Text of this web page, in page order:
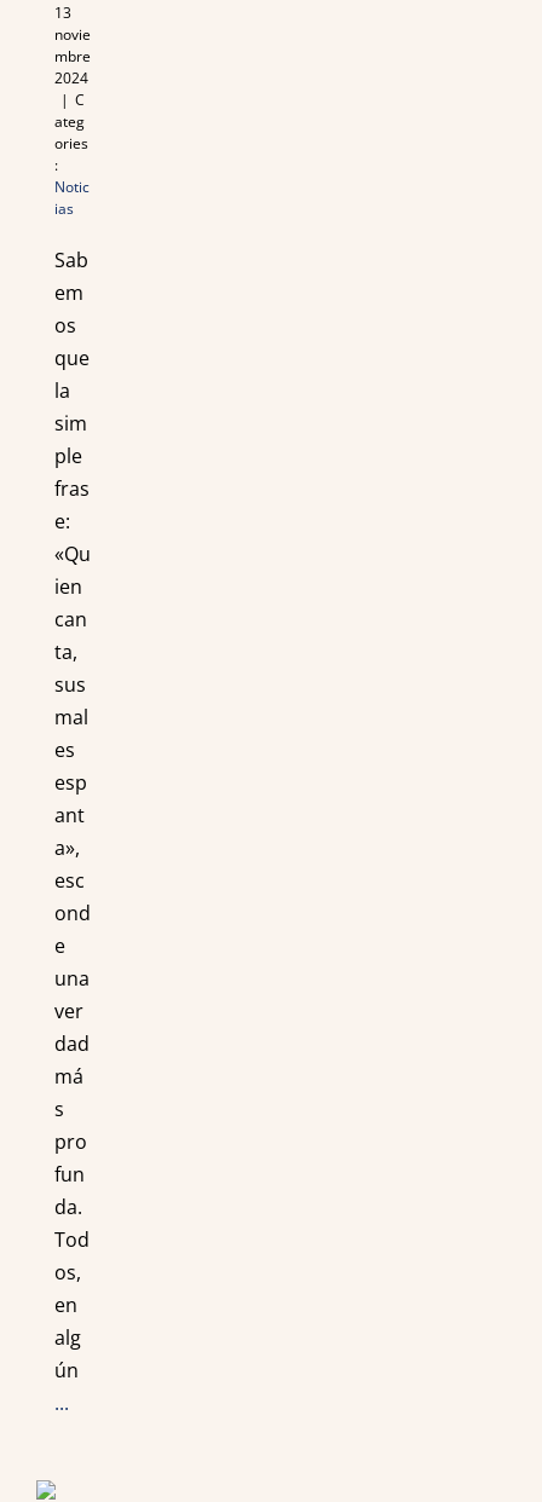
13
novie
mbre
2024
| C
ateg
ories
:
Notic
ias
Sab
em
os
que
la
sim
ple
fras
e:
«Qu
ien
can
ta,
sus
mal
es
esp
ant
a»,
esc
ond
e
una
ver
dad
má
s
pro
fun
da.
Tod
os,
en
alg
ún
...